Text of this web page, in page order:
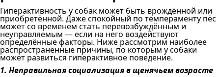
Гиперактивность у собак может быть врождённой или
приобретённой. Даже спокойный по темпераменту пёс
может со временем стать перевозбуждённым и
неуправляемым — если на него воздействуют
определённые факторы. Ниже рассмотрим наиболее
распространённые причины, по которым у собаки
может развиться гиперактивное поведение.
1. Неправильная социализация в щенячьем возрасте